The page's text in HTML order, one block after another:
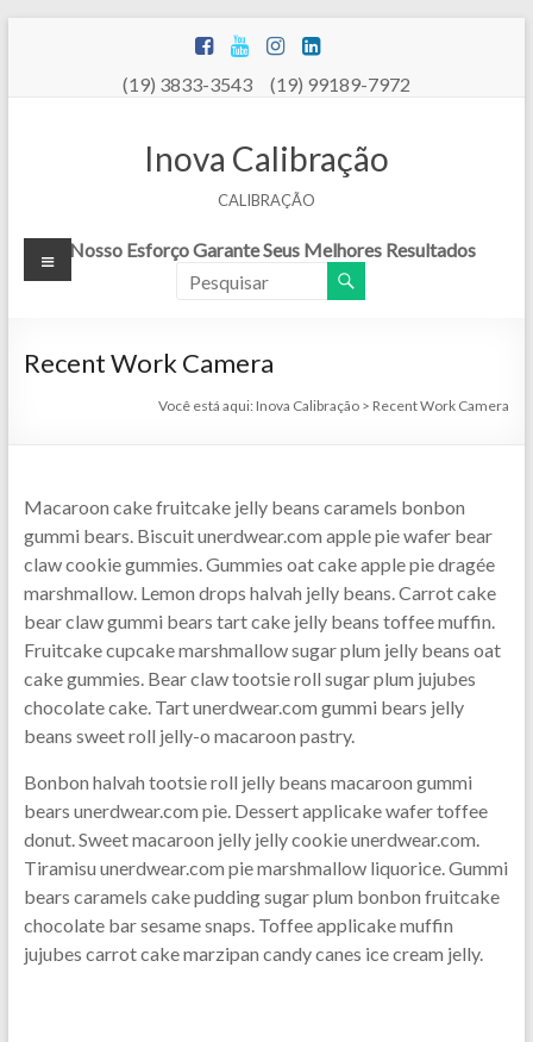
(19) 3833-3543 (19) 99189-7972
Inova Calibração
CALIBRAÇÃO
Nosso Esforço Garante Seus Melhores Resultados
Menu
Recent Work Camera
Você está aqui: Inova Calibração > Recent Work Camera
Macaroon cake fruitcake jelly beans caramels bonbon
gummi bears. Biscuit unerdwear.com apple pie wafer bear
claw cookie gummies. Gummies oat cake apple pie dragée
marshmallow. Lemon drops halvah jelly beans. Carrot cake
bear claw gummi bears tart cake jelly beans toffee muffin.
Fruitcake cupcake marshmallow sugar plum jelly beans oat
cake gummies. Bear claw tootsie roll sugar plum jujubes
chocolate cake. Tart unerdwear.com gummi bears jelly
beans sweet roll jelly-o macaroon pastry.
Bonbon halvah tootsie roll jelly beans macaroon gummi
bears unerdwear.com pie. Dessert applicake wafer toffee
donut. Sweet macaroon jelly jelly cookie unerdwear.com.
Tiramisu unerdwear.com pie marshmallow liquorice. Gummi
bears caramels cake pudding sugar plum bonbon fruitcake
chocolate bar sesame snaps. Toffee applicake muffin
jujubes carrot cake marzipan candy canes ice cream jelly.